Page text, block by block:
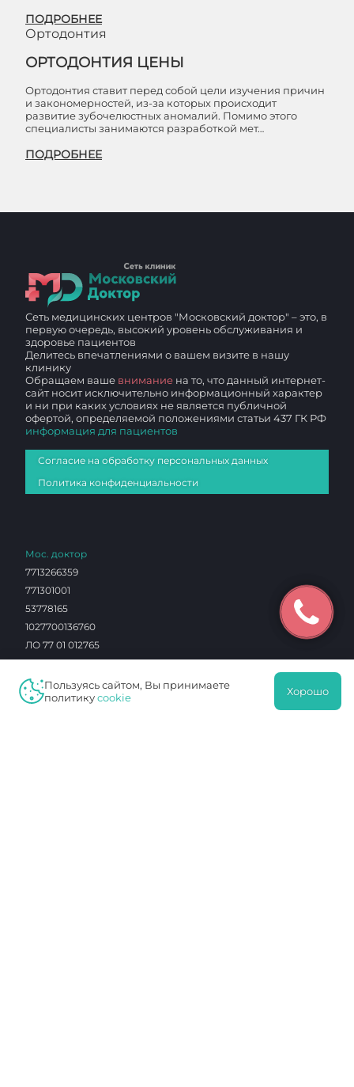
ПОДРОБНЕЕ
Ортодонтия
ОРТОДОНТИЯ ЦЕНЫ
Ортодонтия ставит перед собой цели изучения причин
и закономерностей, из-за которых происходит
развитие зубочелюстных аномалий. Помимо этого
специалисты занимаются разработкой мет…
ПОДРОБНЕЕ
Сеть медицинских центров "Московский доктор" – это, в
первую очередь, высокий уровень обслуживания и
здоровье пациентов
Делитесь впечатлениями о вашем визите в нашу
клинику
Обращаем ваше внимание на то, что данный интернет-
сайт носит исключительно информационный характер
и ни при каких условиях не является публичной
офертой, определяемой положениями статьи 437 ГК РФ
информация для пациентов
Согласие на обработку персональных данных
Политика конфиденциальности
Мос. доктор
7713266359
771301001
53778165
1027700136760
ЛО 77 01 012765
Чертаново И
7726023297
Пользуясь сайтом, Вы принимаете
политикуcookie Хорошо